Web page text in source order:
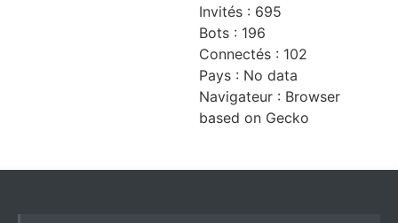
Invités : 695
Bots : 196
Connectés : 102
Pays : No data
Navigateur : Browser
based on Gecko